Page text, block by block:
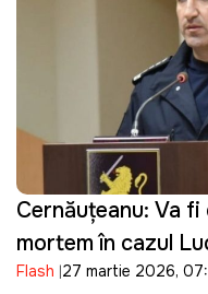
Cernăuțeanu: Va
mortem în cazul
Flash 27 martie 2026,